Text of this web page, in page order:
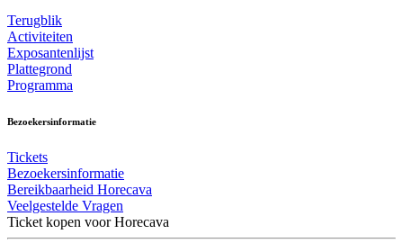
Terugblik
Activiteiten
Exposantenlijst
Plattegrond
Programma
Bezoekersinformatie
Tickets
Bezoekersinformatie
Bereikbaarheid Horecava
Veelgestelde Vragen
Ticket kopen voor Horecava